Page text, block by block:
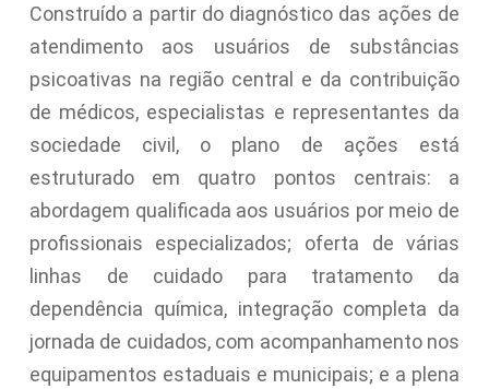
Construído a partir do diagnóstico das ações de
atendimento aos usuários de substâncias
psicoativas na região central e da contribuição
de médicos, especialistas e representantes da
sociedade civil, o plano de ações está
estruturado em quatro pontos centrais: a
abordagem qualificada aos usuários por meio de
profissionais especializados; oferta de várias
linhas de cuidado para tratamento da
dependência química, integração completa da
jornada de cuidados, com acompanhamento nos
equipamentos estaduais e municipais; e a plena